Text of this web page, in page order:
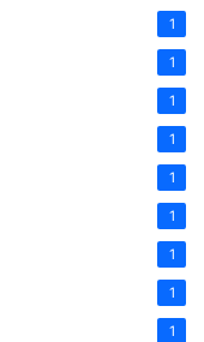
1
1
1
1
1
1
1
1
1